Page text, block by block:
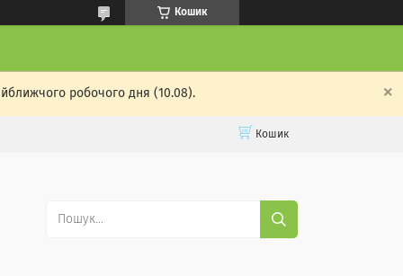
Кошик
робочого дня (10.08).
Кошик